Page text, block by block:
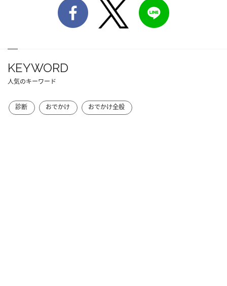
KEYWORD
人気のキーワード
診断 おでかけ おでかけ全般